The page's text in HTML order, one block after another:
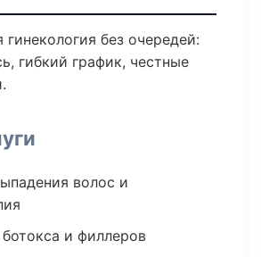
гинекология без очередей:
гибкий график, честные
волос и
и филлеров